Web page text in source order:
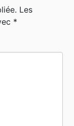
Les
*